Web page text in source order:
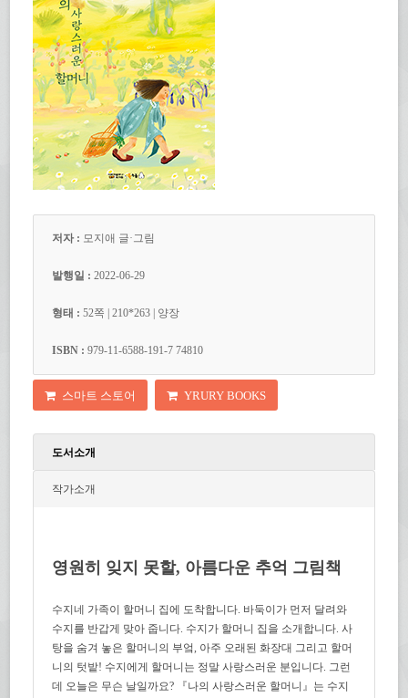
저자 : 모지애 글·그림
발행일 : 2022-06-29
형태 :52쪽 | 210*263 | 양장
ISBN :979-11-6588-191-7 74810
스마트 스토어 YRURY BOOKS
도서소개
작가소개
영원히 잊지 못할, 아름다운 추억 그림책
수지네 가족이 할머니 집에 도착합니다. 바둑이가 먼저 달려와
수지를 반갑게 맞아 줍니다. 수지가 할머니 집을 소개합니다. 사
탕을 숨겨 놓은 할머니의 부엌, 아주 오래된 화장대 그리고 할머
니의 텃밭! 수지에게 할머니는 정말 사랑스러운 분입니다. 그런
데 오늘은 무슨 날일까요? 『나의 사랑스러운 할머니』는 수지